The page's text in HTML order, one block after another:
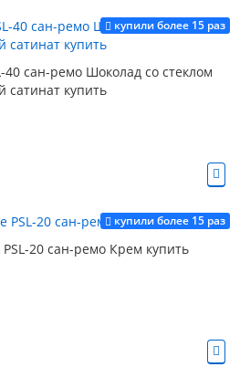
купили более 15 раз
40 сан-ремо Шоколад со стеклом
сатинат купить
купили более 15 раз
20 сан-ремо Крем купить